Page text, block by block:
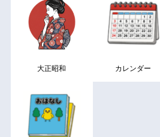
大正昭和 カレンダー